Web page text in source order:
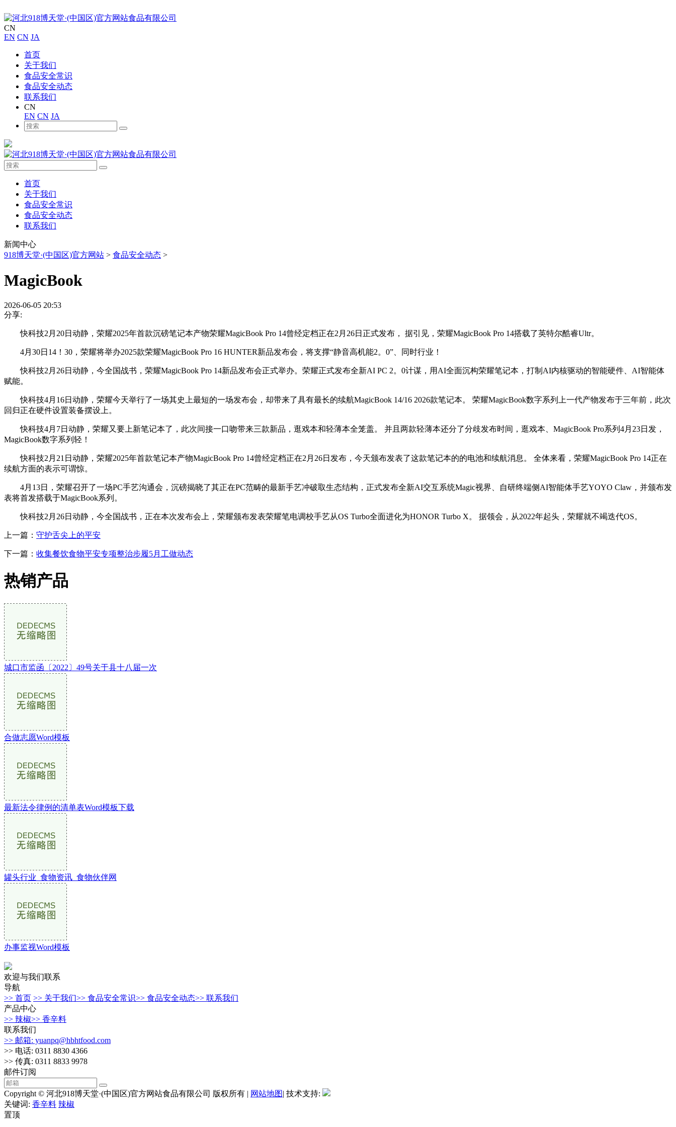
CN
EN CN JA
首页
关于我们
食品安全常识
食品安全动态
联系我们
CN
EN CN JA
首页
关于我们
食品安全常识
食品安全动态
联系我们
新闻中心
918博天堂·(中国区)官方网站 > 食品安全动态 >
MagicBook
2026-06-05 20:53
分享:
快科技2月20日动静，荣耀2025年首款沉磅笔记本产物荣耀MagicBook Pro 14曾经定档正在2月26日正式发布， 据引见，荣耀MagicBook Pro 14搭载了英特尔酷睿Ultr。
4月30日14！30，荣耀将举办2025款荣耀MagicBook Pro 16 HUNTER新品发布会，将支撑“静音高机能2。0”、同时行业！
快科技2月26日动静，今全国战书，荣耀MagicBook Pro 14新品发布会正式举办。荣耀正式发布全新AI PC 2。0计谋，用AI全面沉构荣耀笔记本，打制AI内核驱动的智能硬件、AI智能体
赋能。
快科技4月16日动静，荣耀今天举行了一场其史上最短的一场发布会，却带来了具有最长的续航MagicBook 14/16 2026款笔记本。 荣耀MagicBook数字系列上一代产物发布于三年前，此次
回归正在硬件设置装备摆设上。
快科技4月7日动静，荣耀又要上新笔记本了，此次间接一口吻带来三款新品，逛戏本和轻薄本全笼盖。 并且两款轻薄本还分了分歧发布时间，逛戏本、MagicBook Pro系列4月23日发，
MagicBook数字系列轻！
快科技2月21日动静，荣耀2025年首款笔记本产物MagicBook Pro 14曾经定档正在2月26日发布，今天颁布发表了这款笔记本的的电池和续航消息。 全体来看，荣耀MagicBook Pro 14正在
续航方面的表示可谓惊。
4月13日，荣耀召开了一场PC手艺沟通会，沉磅揭晓了其正在PC范畴的最新手艺冲破取生态结构，正式发布全新AI交互系统Magic视界、自研终端侧AI智能体手艺YOYO Claw，并颁布发
表将首发搭载于MagicBook系列。
快科技2月26日动静，今全国战书，正在本次发布会上，荣耀颁布发表荣耀笔电调校手艺从OS Turbo全面进化为HONOR Turbo X。 据领会，从2022年起头，荣耀就不竭迭代OS。
上一篇： 守护舌尖上的平安
下一篇： 收集餐饮食物平安专项整治步履5月工做动态
热销产品
城口市监函〔2022〕49号关于县十八届一次
合做志愿Word模板
最新法令律例的清单表Word模板下载
罐头行业_食物资讯_食物伙伴网
办事监视Word模板
欢迎与我们联系
导航
>> 首页 >> 关于我们>> 食品安全常识>> 食品安全动态>> 联系我们
产品中心
>> 辣椒>> 香辛料
联系我们
>> 邮箱: yuanpq@hbhtfood.com
>> 电话: 0311 8830 4366
>> 传真: 0311 8833 9978
邮件订阅
Copyright © 河北918博天堂·(中国区)官方网站食品有限公司 版权所有 | 网站地图| 技术支持:
关键词: 香辛料 辣椒
置顶